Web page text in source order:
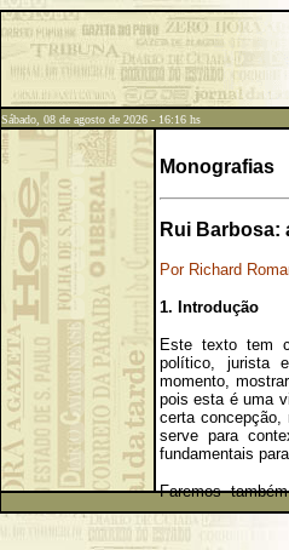
Sábado, 08 de agosto de 2026 - 16:16 hs
Monografias
Rui Barbosa:
Por Richard
1. Introdução
Este texto tem
político, jurista
momento,
pois esta é uma
certa
serve para
fundamentais
Faremos
publicou na
gênero de
escreveu
...